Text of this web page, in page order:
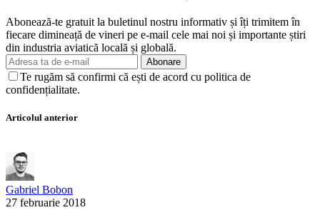
Abonează-te gratuit la buletinul nostru informativ și îți trimitem în
fiecare dimineață de vineri pe e-mail cele mai noi și importante știri
din industria aviatică locală și globală.
Abonare
Te rugăm să confirmi că ești de acord cu politica de
confidențialitate.
Articolul anterior
Gabriel Bobon
27 februarie 2018